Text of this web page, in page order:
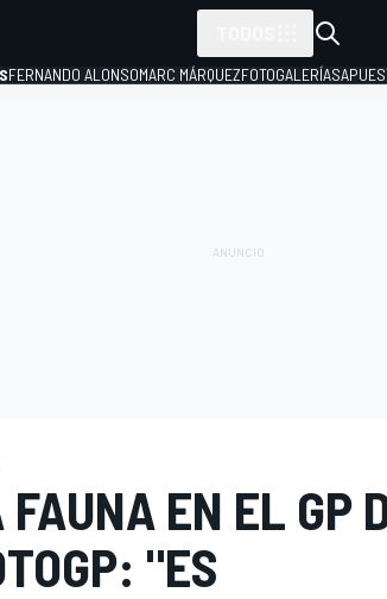
FERNANDO ALONSOMARC MÁRQUEZFOTOGALERÍAS
EN EL GP
"ES